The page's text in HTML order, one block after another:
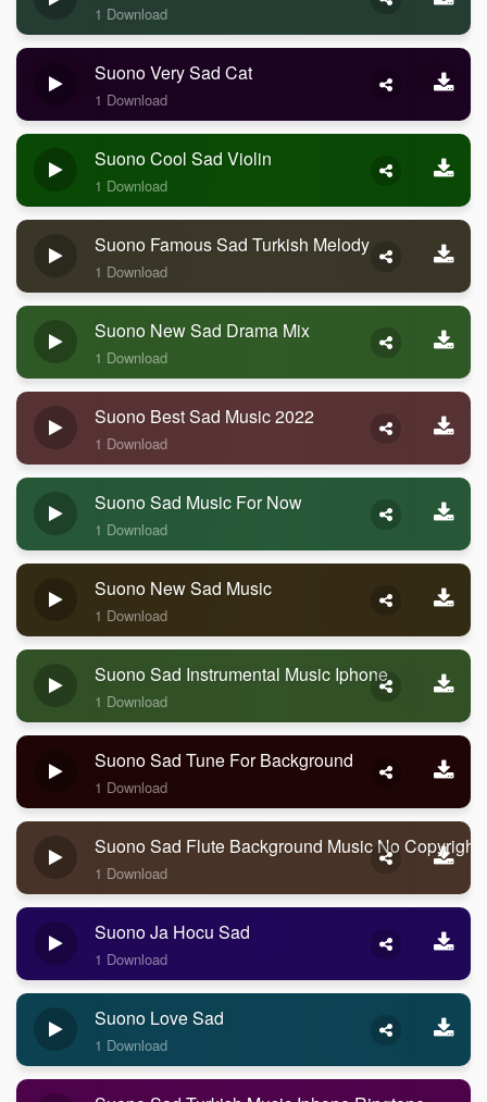
1 Download
Suono Very Sad Cat
1 Download
Suono Cool Sad Violin
1 Download
Suono Famous Sad Turkish Melody
1 Download
Suono New Sad Drama Mix
1 Download
Suono Best Sad Music 2022
1 Download
Suono Sad Music For Now
1 Download
Suono New Sad Music
1 Download
Suono Sad Instrumental Music Iphone
1 Download
Suono Sad Tune For Background
1 Download
Suono Sad Flute Background Music No Copyright
1 Download
Suono Ja Hocu Sad
1 Download
Suono Love Sad
1 Download